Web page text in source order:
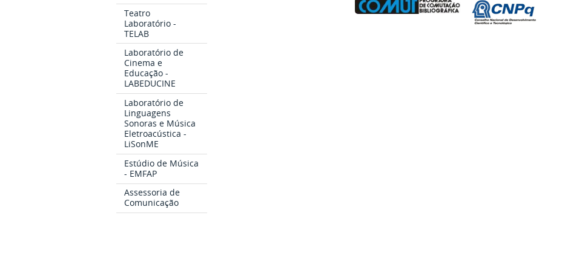
Teatro
Laboratório -
TELAB
Laboratório de
Cinema e
Educação -
LABEDUCINE
Laboratório de
Linguagens
Sonoras e Música
Eletroacústica -
LiSonME
Estúdio de Música
- EMFAP
Assessoria de
Comunicação